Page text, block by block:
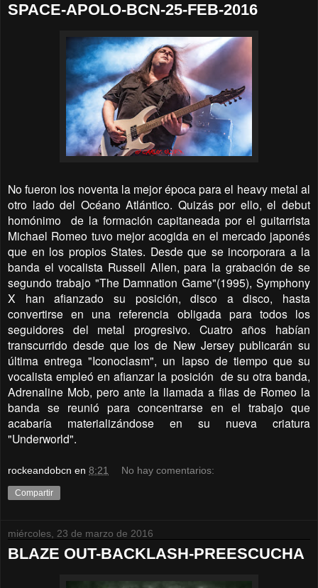
SPACE-APOLO-BCN-25-FEB-2016
No fueron los noventa la mejor época para el heavy metal al
otro lado del Océano Atlántico. Quizás por ello, el debut
homónimo
de la formación capitaneada por el guitarrista
Michael Romeo tuvo mejor acogida en el mercado japonés
que en los propios States. Desde que se incorporara a la
banda el vocalista Russell Allen, para la grabación de se
segundo trabajo "The Damnation Game"(1995), Symphony
X han afianzado su posición, disco a disco, hasta
convertirse en una referencia obligada para todos los
seguidores del metal progresivo. Cuatro años habían
transcurrido desde que los de New Jersey publicarán su
última entrega "Iconoclasm", un lapso de tiempo que su
vocalista empleó en afianzar la posición de su otra banda,
Adrenaline Mob, pero ante la llamada a filas de Romeo la
banda se reunió para concentrarse en el trabajo que
acabaría materializándose en su nueva criatura
"Underworld".
rockeandobcn en 8:21 No hay comentarios:
Compartir
miércoles, 23 de marzo de 2016
BLAZE OUT-BACKLASH-PREESCUCHA